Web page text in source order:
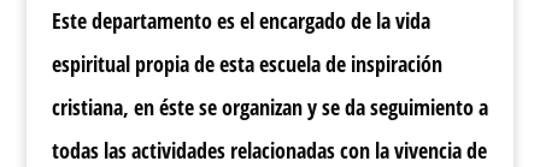
Este departamento es el encargado de la vida
espiritual propia de esta escuela de inspiración
cristiana, en éste se organizan y se da seguimiento a
todas las actividades relacionadas con la vivencia de